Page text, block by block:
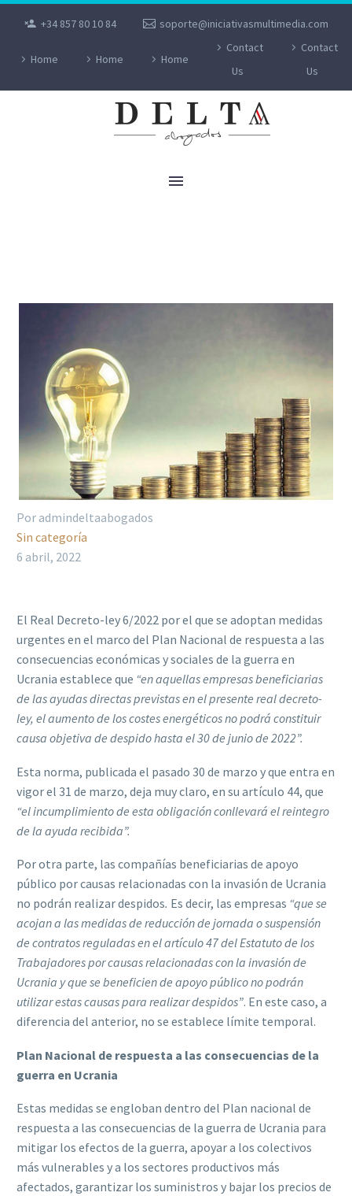
+34 857 80 10 84 soporte@iniciativasmultimedia.com
Home Home Home
Contact
Us
Contact
Us
LÍMITES EN LOS DESPIDOS POR LA
LA ENERGÍA
Por admindeltaabogados
Sin categoría
6 abril, 2022
El Real Decreto-ley 6/2022 por el que se adoptan medidas
urgentes en el marco del Plan Nacional de respuesta a las
consecuencias económicas y sociales de la guerra en
Ucrania establece que “en aquellas empresas beneficiarias
de las ayudas directas previstas en el presente real decreto-
ley, el aumento de los costes energéticos no podrá constituir
causa objetiva de despido hasta el 30 de junio de 2022”.
Esta norma, publicada el pasado 30 de marzo y que entra en
vigor el 31 de marzo, deja muy claro, en su artículo 44, que
“el incumplimiento de esta obligación conllevará el reintegro
de la ayuda recibida”.
Por otra parte, las compañías beneficiarias de apoyo
público por causas relacionadas con la invasión de Ucrania
no podrán realizar despidos. Es decir, las empresas “que se
acojan a las medidas de reducción de jornada o suspensión
de contratos reguladas en elartículo 47delEstatuto de los
Trabajadorespor causas relacionadas con la invasión de
Ucrania y que se beneficien de apoyo público no podrán
utilizar estas causas para realizar despidos”. En este caso, a
diferencia del anterior, no se establece límite temporal.
Plan Nacional de respuesta a las consecuencias de la
guerra en Ucrania
Estas medidas se engloban dentro del Plan nacional de
respuesta a las consecuencias de la guerra de Ucrania para
mitigar los efectos de la guerra, apoyar a los colectivos
más vulnerables y a los sectores productivos más
afectados, garantizar los suministros y bajar los precios de